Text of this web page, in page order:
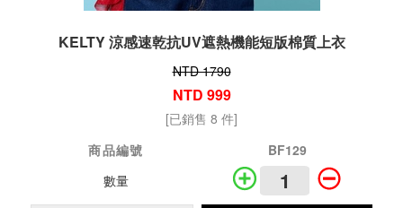
KELTY 涼感速乾抗UV遮熱機能短版棉質上衣
NTD 1790
NTD 999
[已銷售 8 件]
商品編號
BF129
數量